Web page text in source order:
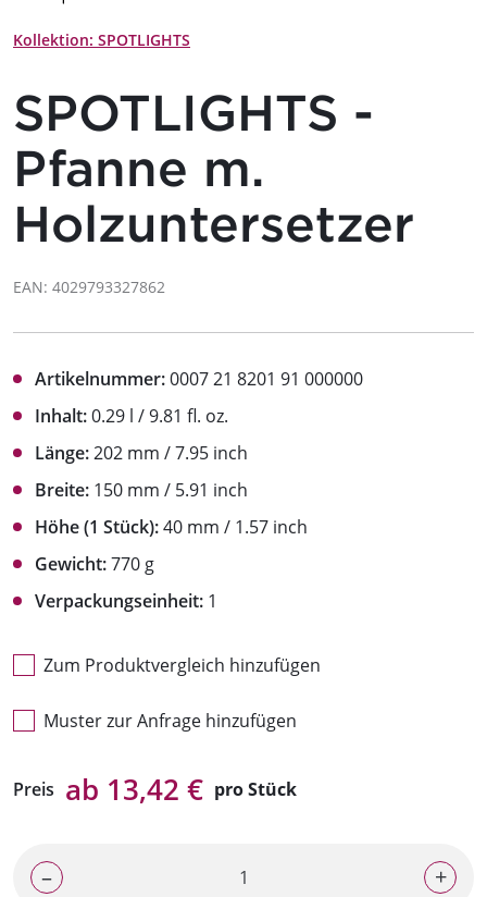
Kollektion: SPOTLIGHTS
SPOTLIGHTS -
Pfanne m.
Holzuntersetzer
EAN: 4029793327862
Artikelnummer:0007 21 8201 91 000000
Inhalt:0.29 l / 9.81 fl. oz.
Länge:202 mm / 7.95 inch
Breite: 150 mm / 5.91 inch
Höhe (1 Stück):40 mm / 1.57 inch
Gewicht:770 g
Verpackungseinheit: 1
Zum Produktvergleich hinzufügen
Muster zur Anfrage hinzufügen
Preis ab 13,42 € pro Stück
– +